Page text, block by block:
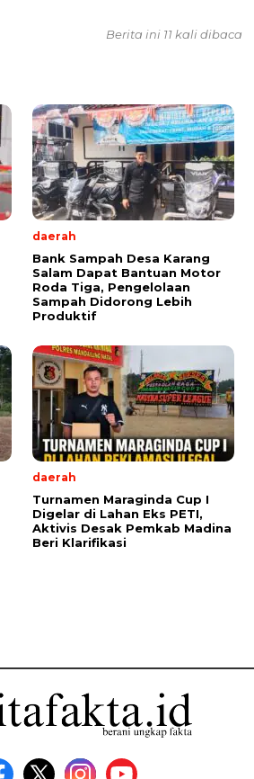
Berita ini 11 kali dibaca
daerah
Bank Sampah Desa Karang
Salam Dapat Bantuan Motor
Roda Tiga, Pengelolaan
Sampah Didorong Lebih
Produktif
daerah
Turnamen Maraginda Cup I
Digelar di Lahan Eks PETI,
Aktivis Desak Pemkab Madina
Beri Klarifikasi